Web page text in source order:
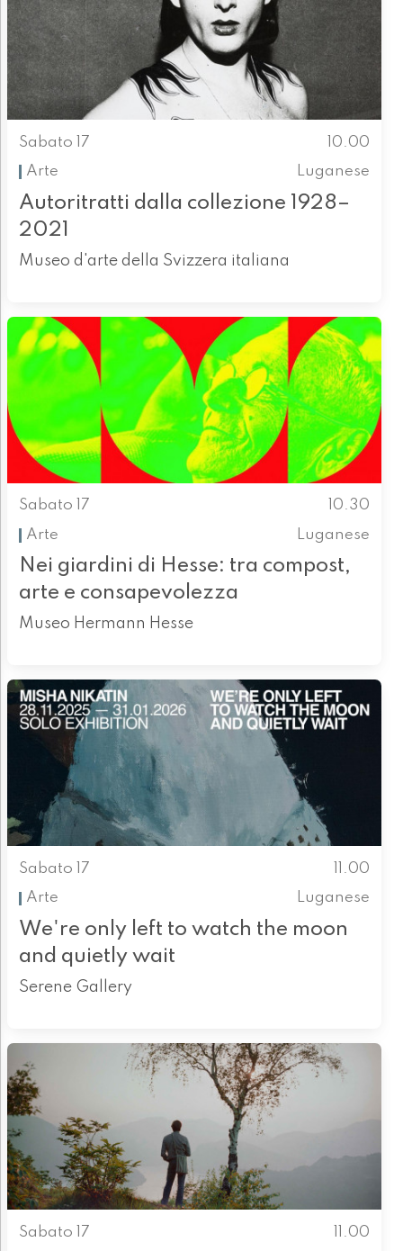
Sabato 17
10.00
Arte
Luganese
Autoritratti dalla collezione 1928–
2021
Museo d'arte della Svizzera italiana
Sabato 17
10.30
Arte
Luganese
Nei giardini di Hesse: tra compost,
arte e consapevolezza
Museo Hermann Hesse
Sabato 17
11.00
Arte
Luganese
We're only left to watch the moon
and quietly wait
Serene Gallery
Sabato 17 11.00